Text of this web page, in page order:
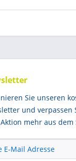
Sie unseren
und verpassen
mehr aus dem